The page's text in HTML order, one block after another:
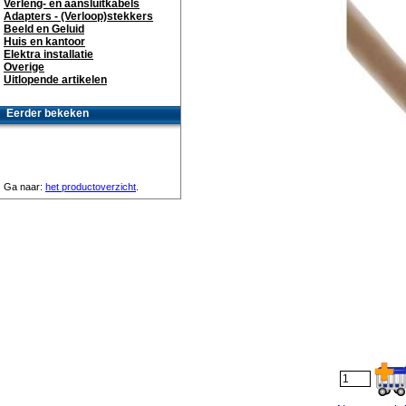
Verleng- en aansluitkabels
Adapters - (Verloop)stekkers
Beeld en Geluid
Huis en kantoor
Elektra installatie
Overige
Uitlopende artikelen
Eerder bekeken
Ga naar: het productoverzicht